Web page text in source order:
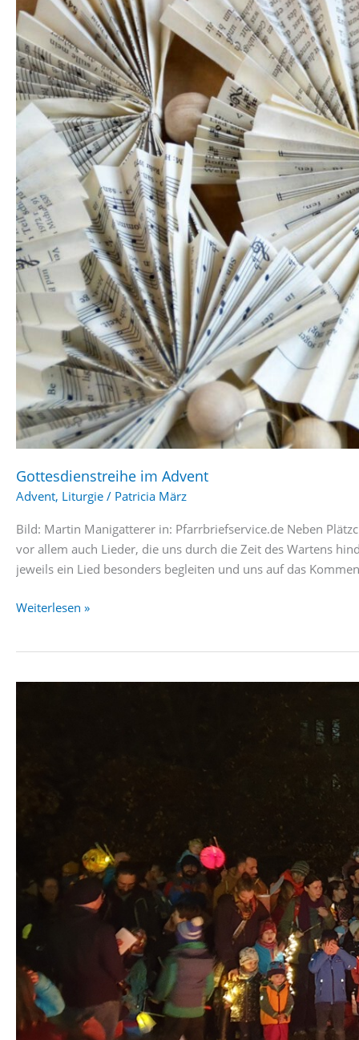
Gottesdienstreihe im Advent
Advent, Liturgie / Patricia März
Bild: Martin Manigatterer in: Pfarrbriefservice.de Neben
vor allem auch Lieder, die uns durch die Zeit des Wartens
jeweils ein Lied besonders begleiten und uns auf das
Gottesdienstreihe
Weiterlesen »